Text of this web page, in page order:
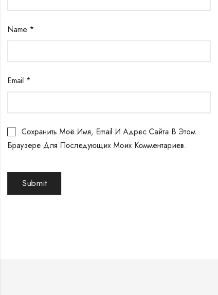
Name *
Email *
Сохранить Моё Имя, Email И Адрес Сайта В Этом
Браузере Для Последующих Моих Комментариев.